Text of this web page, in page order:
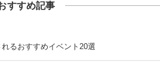
すすめ記事
るおすすめイベント20選